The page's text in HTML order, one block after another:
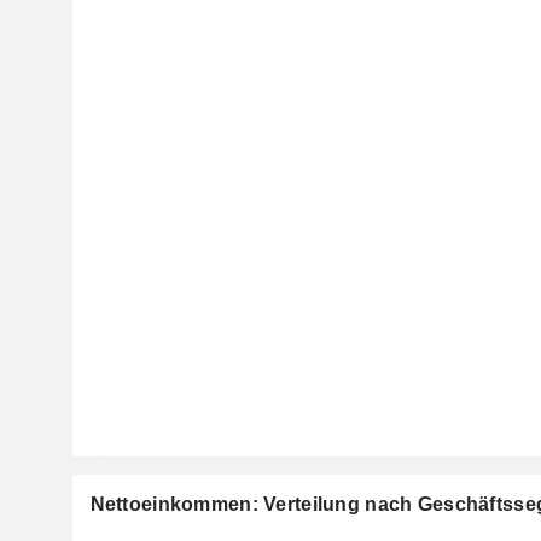
Nettoeinkommen: Verteilung nach